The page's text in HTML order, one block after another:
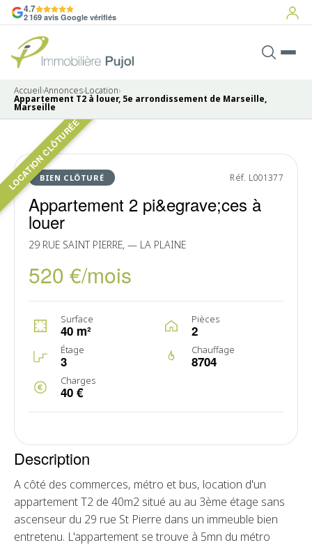
4.7
2 169 avis Google vérifiés
Accueil›Annonces›Location›
Appartement T2 à louer, 5e arrondissement de Marseille,
Marseille
LOCATION CLÔTURÉE
BIEN CLÔTURÉ Réf. L001377
Appartement 2 pi&egrave;ces à
louer
29 RUE SAINT PIERRE, — LA PLAINE
520 €/mois
Surface
40 m²
Pièces
2
Étage
3
Chauffage
8704
Charges
40 €
Pas de photo disponible
LOUÉ
Description
A côté des commerces, métro et bus, location d'un
appartement T2 de 40m2 situé au au 3ème étage sans
ascenseur du 29 rue St Pierre dans un immeuble bien
entretenu. L'appartement se trouve à 5mn du métro